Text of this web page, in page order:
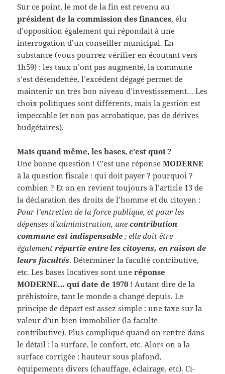
Sur ce point, le mot de la fin est revenu au
président de la commission des finances, élu
d’opposition également qui répondait à une
interrogation d’un conseiller municipal. En
substance (vous pourrez vérifier en écoutant vers
1h59) : les taux n’ont pas augmenté, la commune
s’est désendettée, l’excédent dégagé permet de
maintenir un très bon niveau d’investissement… Les
choix politiques sont différents, mais la gestion est
impeccable (et non pas acrobatique, pas de dérives
budgétaires).
Mais quand même, les bases, c’est quoi ?
Une bonne question ! C’est une réponseMODERNE
à la question fiscale : qui doit payer ? pourquoi ?
combien ? Et on en revient toujours à l’article 13 de
la déclaration des droits de l’homme et du citoyen :
Pour l’entretien de la force publique, et pour les
dépenses d’administration, unecontribution
commune est indispensable; elle doit être
égalementrépartie entre les citoyens, en raison de
leurs facultés. Déterminer la faculté contributive,
etc. Les bases locatives sont uneréponse
MODERNE… qui date de 1970 ! Autant dire de la
préhistoire, tant le monde a changé depuis. Le
principe de départ est assez simple : une taxe sur la
valeur d’un bien immobilier (la faculté
contributive). Plus compliqué quand on rentre dans
le détail : la surface, le confort, etc. Alors on a la
surface corrigée : hauteur sous plafond,
équipements divers (chauffage, éclairage, etc). Ci-